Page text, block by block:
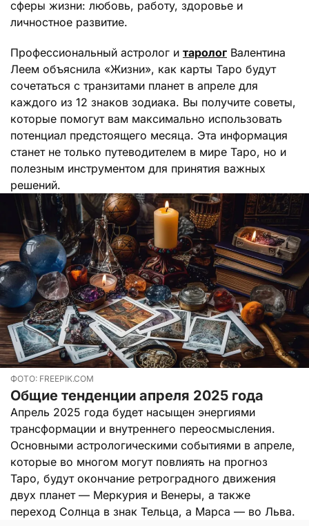
сферы жизни: любовь, работу, здоровье и
личностное развитие.
Профессиональный астролог и таролог Валентина
Леем объяснила «Жизни», как карты Таро будут
сочетаться с транзитами планет в апреле для
каждого из 12 знаков зодиака. Вы получите советы,
которые помогут вам максимально использовать
потенциал предстоящего месяца. Эта информация
станет не только путеводителем в мире Таро, но и
полезным инструментом для принятия важных
решений.
ФОТО: FREEPIK.COM
Общие тенденции апреля 2025 года
Апрель 2025 года будет насыщен энергиями
трансформации и внутреннего переосмысления.
Основными астрологическими событиями в апреле,
которые во многом могут повлиять на прогноз
Таро, будут окончание ретроградного движения
двух планет — Меркурия и Венеры, а также
переход Солнца в знак Тельца, а Марса — во Льва.